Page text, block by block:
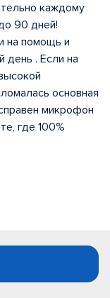
каждому
90 дней!
на помощь и
день . Если на
основная
микрофон
где 100%